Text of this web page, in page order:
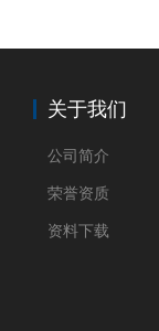
关于我们
公司简介
荣誉资质
资料下载